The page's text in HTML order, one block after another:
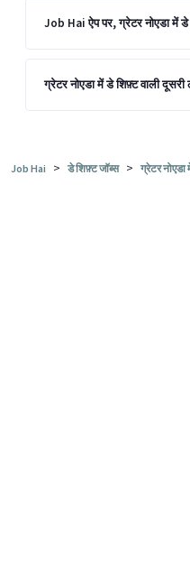
Job Hai ऐप पर, ग्रेटर नोएडा में डे
ग्रेटर नोएडा में डे शिफ़्ट वाली
Job Hai > डे शिफ़्ट जॉब्स > ग्रेटर